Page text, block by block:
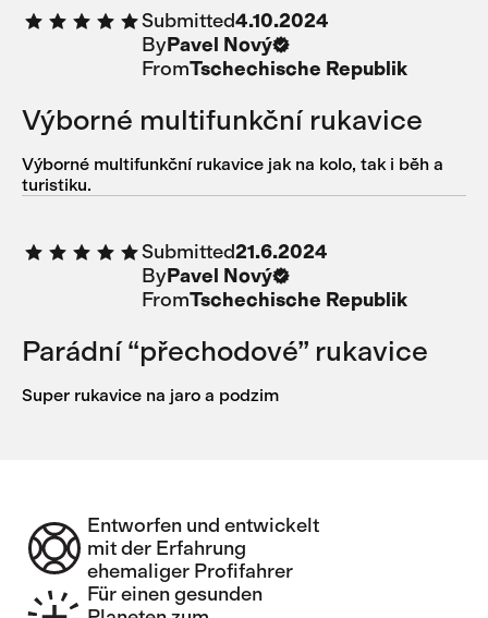
Submitted4.10.2024
ByPavel Nový
FromTschechische Republik
Výborné multifunkční rukavice
Výborné multifunkční rukavice jak na kolo, tak i běh a
turistiku.
Submitted21.6.2024
ByPavel Nový
FromTschechische Republik
Parádní “přechodové” rukavice
Super rukavice na jaro a podzim
Entworfen und entwickelt
mit der Erfahrung
ehemaliger Profifahrer
Für einen gesunden